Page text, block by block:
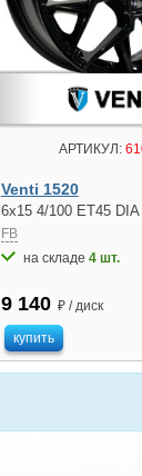
АРТИКУЛ:
Venti 1520
6x15 4/100 ET45 DIA
FB
на складе 4 шт.
9 140 ₽ / диск
купить